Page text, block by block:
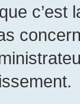
c’est